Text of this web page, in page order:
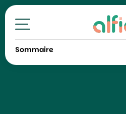
Toutes nos formations
Sommaire